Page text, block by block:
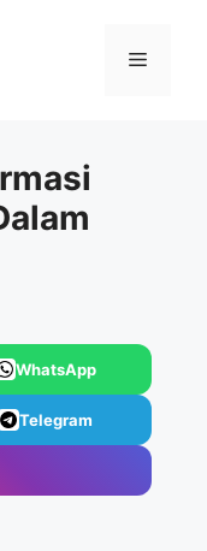
Menu
WhatsApp
Telegram